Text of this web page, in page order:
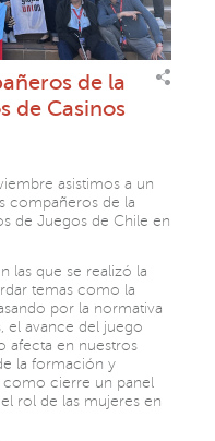
de la
de Casinos
asistimos a un
compañeros de la
de Juegos de Chile en
las que se realizó la
temas como la
por la normativa
el avance del juego
afecta en nuestros
la formación y
como cierre un panel
rol de las mujeres en